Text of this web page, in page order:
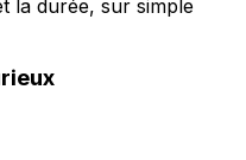
la durée, sur simple